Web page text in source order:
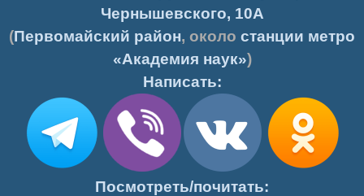
Чернышевского, 10А
(Первомайский район, около станции метро
«Академия наук»)
Написать:
Посмотреть/почитать: